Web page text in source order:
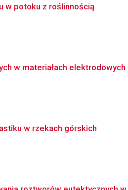
w potoku z roślinnością
w materiałach elektrodowych
w rzekach górskich